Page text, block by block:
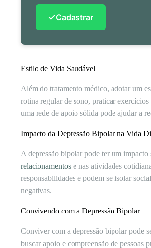
✓Cadastrar
Estilo de Vida Saudável
Além do tratamento médico, adotar um
rotina regular de sono, praticar
uma rede de apoio sólida pode ajudar a
Impacto da Depressão Bipolar na Vida
A depressão bipolar pode ter um
relacionamentos e nas atividades
responsabilidades e podem se isolar
negativas.
Convivendo com a Depressão Bipolar
Conviver com a depressão bipolar pode
buscar apoio e compreensão de pessoas